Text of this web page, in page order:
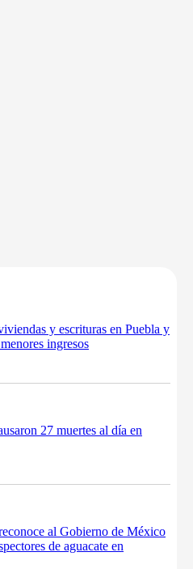
y escrituras en Puebla y
ingresos
27 muertes al día en
al Gobierno de México
de aguacate en